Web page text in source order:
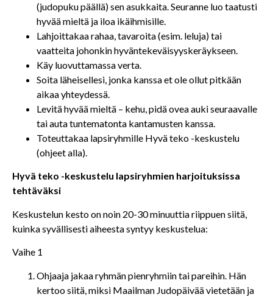
(judopuku päällä) sen asukkaita. Seuranne luo taatusti
hyvää mieltä ja iloa ikäihmisille.
Lahjoittakaa rahaa, tavaroita (esim. leluja) tai
vaatteita johonkin hyväntekeväisyyskeräykseen.
Käy luovuttamassa verta.
Soita läheisellesi, jonka kanssa et ole ollut pitkään
aikaa yhteydessä.
Levitä hyvää mieltä – kehu, pidä ovea auki seuraavalle
tai auta tuntematonta kantamusten kanssa.
Toteuttakaa lapsiryhmille Hyvä teko -keskustelu
(ohjeet alla).
Hyvä teko -keskustelu lapsiryhmien harjoituksissa
tehtäväksi
Keskustelun kesto on noin 20-30 minuuttia riippuen siitä,
kuinka syvällisesti aiheesta syntyy keskustelua:
Vaihe 1
Ohjaaja jakaa ryhmän pienryhmiin tai pareihin. Hän
kertoo siitä, miksi Maailman Judopäivää vietetään ja